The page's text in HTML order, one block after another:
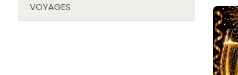
VOYAGES